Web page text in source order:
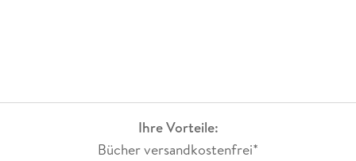
Ihre Vorteile:
Bücher versandkostenfrei*